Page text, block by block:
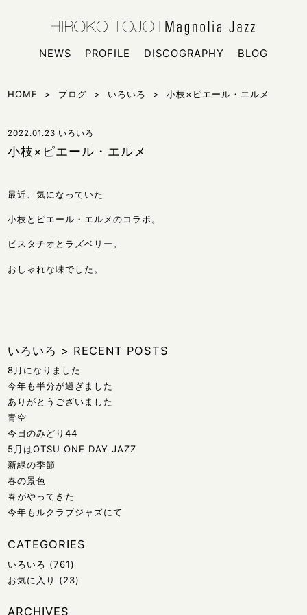
NEWS
PROFILE DISCOGRAPHY BLOG
HOME > ブログ > いろいろ > 小枝×ピエール・エルメ
2022.01.23 いろいろ
小枝×ピエール・エルメ
最近、気になっていた
小枝とピエール・エルメのコラボ。
ピスタチオとラズベリー。
おしゃれな味でした。
いろいろ > RECENT POSTS
8月になりました
今年も半分が過ぎました
ありがとうございました
青空
今日のみどり44
5月はOTSU ONE DAY JAZZ
新緑の季節
春の景色
春がやってきた
今年もルクラブジャズにて
CATEGORIES
いろいろ (761)
お気に入り
(23)
ARCHIVES